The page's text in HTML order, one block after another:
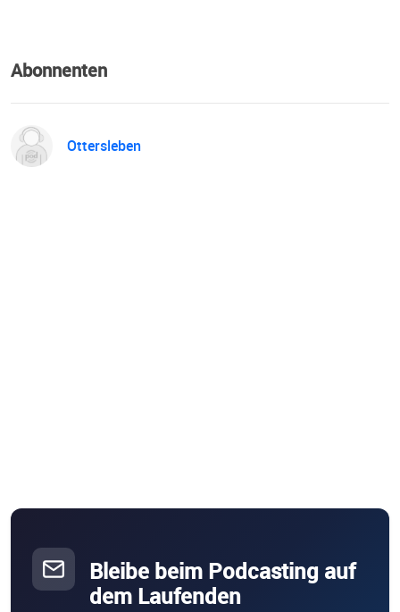
Abonnenten
Ottersleben
Bleibe beim Podcasting auf
dem Laufenden